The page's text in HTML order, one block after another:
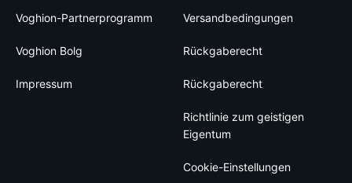
Voghion-Partnerprogramm
Voghion Bolg
Impressum
Versandbedingungen
Rückgaberecht
Rückgaberecht
Richtlinie zum geistigen
Eigentum
Cookie-Einstellungen